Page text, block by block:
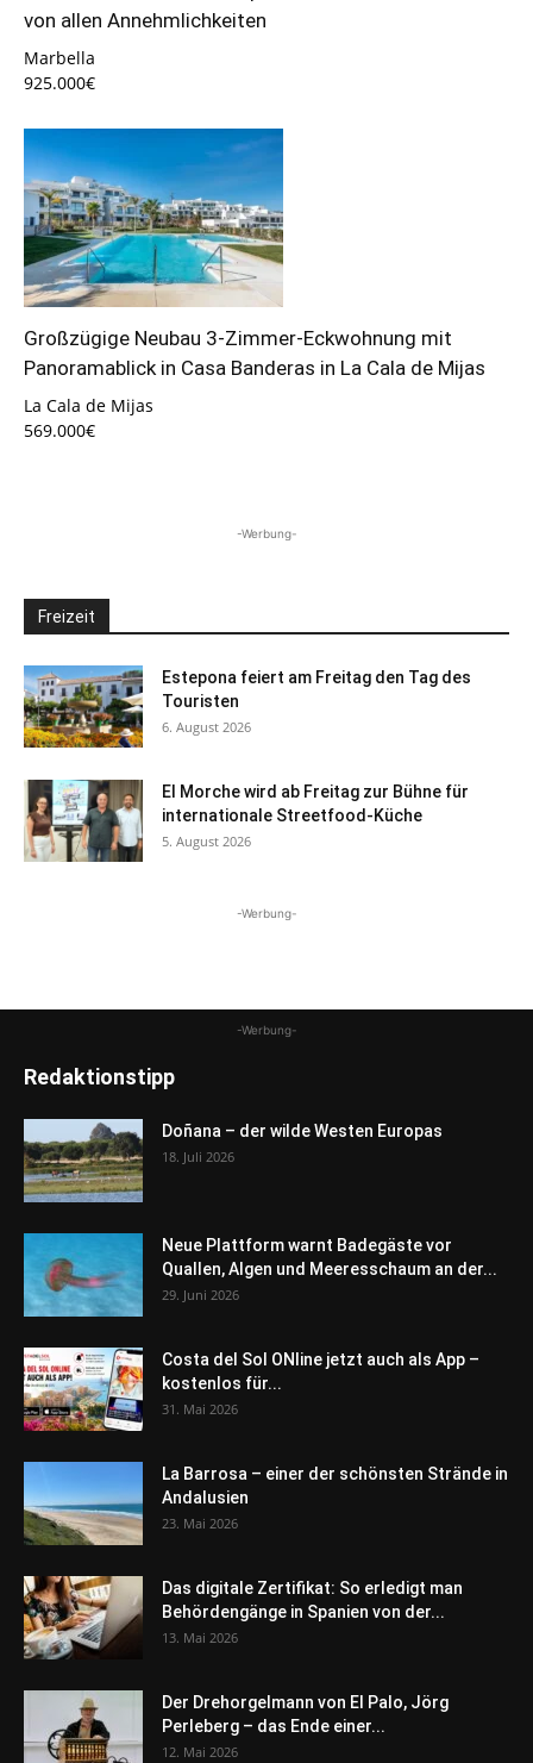
von allen Annehmlichkeiten
Marbella
925.000€
Großzügige Neubau 3-Zimmer-Eckwohnung mit
Panoramablick in Casa Banderas in La Cala de Mijas
La Cala de Mijas
569.000€
-Werbung-
Freizeit
Estepona feiert am Freitag den Tag des
Touristen
6. August 2026
El Morche wird ab Freitag zur Bühne für
internationale Streetfood-Küche
5. August 2026
-Werbung-
-Werbung-
Redaktionstipp
Doñana – der wilde Westen Europas
18. Juli 2026
Neue Plattform warnt Badegäste vor
Quallen, Algen und Meeresschaum an der...
29. Juni 2026
Costa del Sol ONline jetzt auch als App –
kostenlos für...
31. Mai 2026
La Barrosa – einer der schönsten Strände in
Andalusien
23. Mai 2026
Das digitale Zertifikat: So erledigt man
Behördengänge in Spanien von der...
13. Mai 2026
Der Drehorgelmann von El Palo, Jörg
Perleberg – das Ende einer...
12. Mai 2026